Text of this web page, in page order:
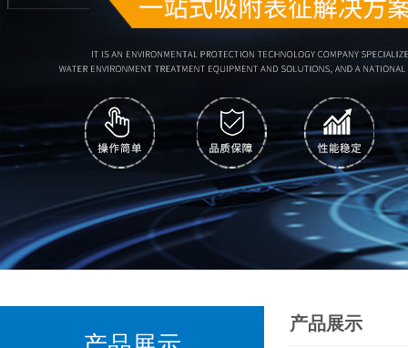
产品展示